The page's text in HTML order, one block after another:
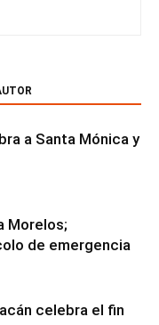
a Santa Mónica y
Morelos;
de emergencia
celebra el fin